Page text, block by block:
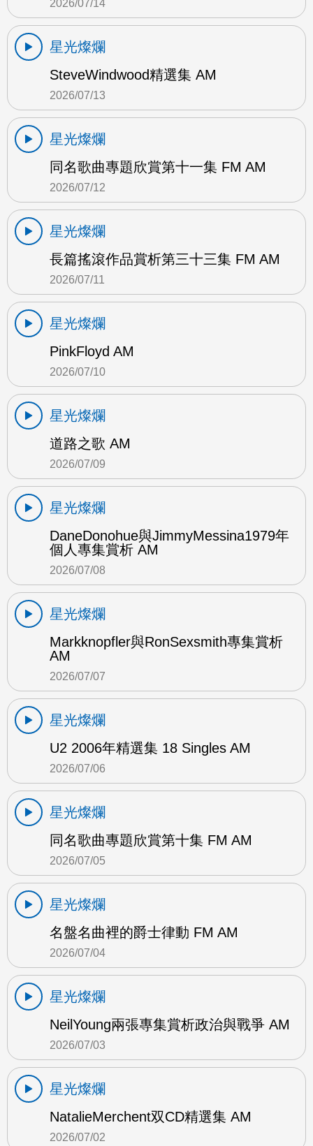
2026/07/14
星光燦爛
SteveWindwood精選集 AM
2026/07/13
星光燦爛
同名歌曲專題欣賞第十一集 FM AM
2026/07/12
星光燦爛
長篇搖滾作品賞析第三十三集 FM AM
2026/07/11
星光燦爛
PinkFloyd AM
2026/07/10
星光燦爛
道路之歌 AM
2026/07/09
星光燦爛
DaneDonohue與JimmyMessina1979年
個人專集賞析 AM
2026/07/08
星光燦爛
Markknopfler與RonSexsmith專集賞析
AM
2026/07/07
星光燦爛
U2 2006年精選集 18 Singles AM
2026/07/06
星光燦爛
同名歌曲專題欣賞第十集 FM AM
2026/07/05
星光燦爛
名盤名曲裡的爵士律動 FM AM
2026/07/04
星光燦爛
NeilYoung兩張專集賞析政治與戰爭 AM
2026/07/03
星光燦爛
NatalieMerchent双CD精選集 AM
2026/07/02